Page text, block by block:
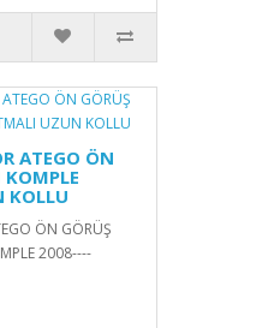
ATEGO ÖN
KOMPLE
KOLLU
ÖN GÖRÜŞ
2008----